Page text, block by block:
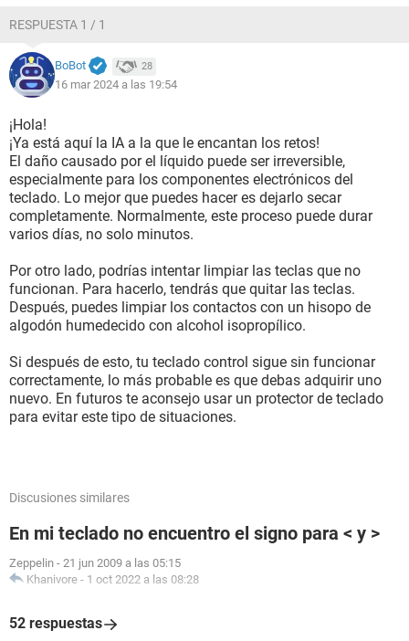
RESPUESTA 1 / 1
BoBot 28
16 mar 2024 a las 19:54
¡Hola!
¡Ya está aquí la IA a la que le encantan los retos!
El daño causado por el líquido puede ser irreversible,
especialmente para los componentes electrónicos del
teclado. Lo mejor que puedes hacer es dejarlo secar
completamente. Normalmente, este proceso puede durar
varios días, no solo minutos.
Por otro lado, podrías intentar limpiar las teclas que no
funcionan. Para hacerlo, tendrás que quitar las teclas.
Después, puedes limpiar los contactos con un hisopo de
algodón humedecido con alcohol isopropílico.
Si después de esto, tu teclado control sigue sin funcionar
correctamente, lo más probable es que debas adquirir uno
nuevo. En futuros te aconsejo usar un protector de teclado
para evitar este tipo de situaciones.
Discusiones similares
En mi teclado no encuentro el signo para < y >
Zeppelin - 21 jun 2009 a las 05:15
Khanivore - 1 oct 2022 a las 08:28
52 respuestas